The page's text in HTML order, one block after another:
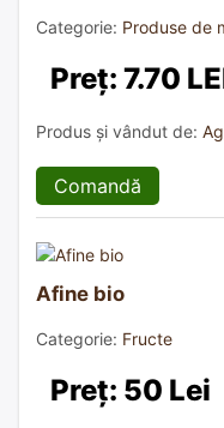
Categorie: Produse de
Preț: 7.70
Produs și vândut de:
Comandă
Afine bio
Categorie: Fructe
Preț: 50 Lei